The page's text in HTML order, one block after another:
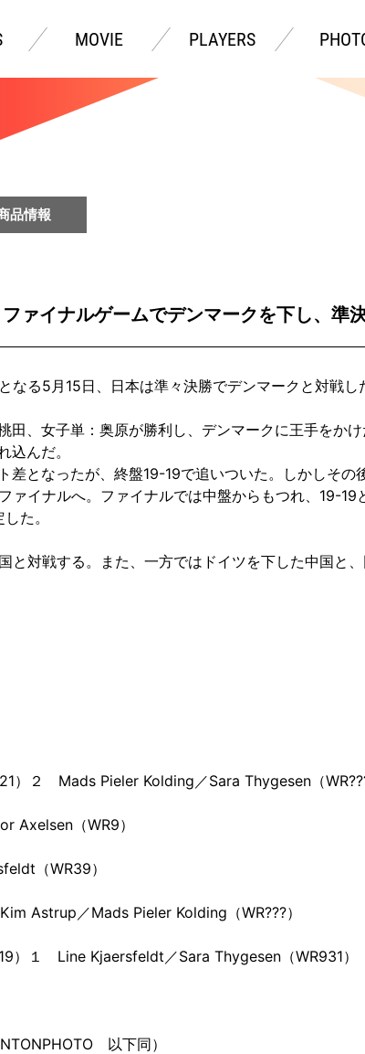
MOVIE PLAYERS
品情報
イナルゲームでデンマークを下し、準
る5月15日、日本は準々決勝でデンマークと対戦し
、女子単：奥原が勝利し、デンマークに王手をか
んだ。
となったが、終盤19-19で追いついた。しかしその
イナルへ。ファイナルでは中盤からもつれ、19-19
た。
対戦する。また、一方ではドイツを下した中国と
）２ Mads Pieler Kolding／Sara Thygesen （
Axelsen（WR9）
（WR39）
Kim Astrup／Mads Pieler Kolding （WR???）
）１ Line Kjaersfeldt／Sara Thygesen（WR931）
以下同）